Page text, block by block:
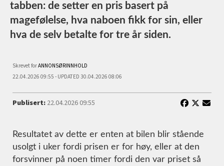
tabben: de setter en pris basert på
magefølelse, hva naboen fikk for sin, eller
hva de selv betalte for tre år siden.
Skrevet forANNONSØRINNHOLD
22.04.2026 09:55 - UPDATED 30.04.2026 08:06
Publisert:22.04.2026 09:55
Resultatet av dette er enten at bilen blir stående
usolgt i uker fordi prisen er for høy, eller at den
forsvinner på noen timer fordi den var priset så